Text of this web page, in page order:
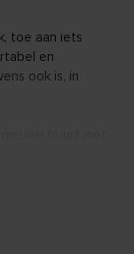
toe aan iets
en
ook is, in
woningen.